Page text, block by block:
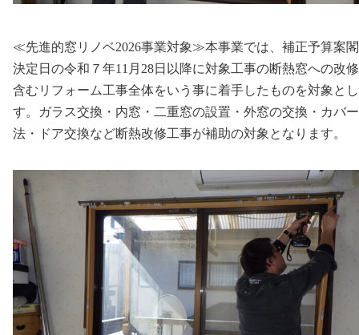
≪先進的窓リノベ2026事業対象≫本事業では、補正予算案
決定日の令和７年11月28日以降に対象工事の断熱窓への改
含むリフォーム工事全体をいう事に着手したものを対象と
す。ガラス交換・内窓・二重窓の設置・外窓の交換・カバ
法・ドア交換など断熱改修工事が補助の対象となります。